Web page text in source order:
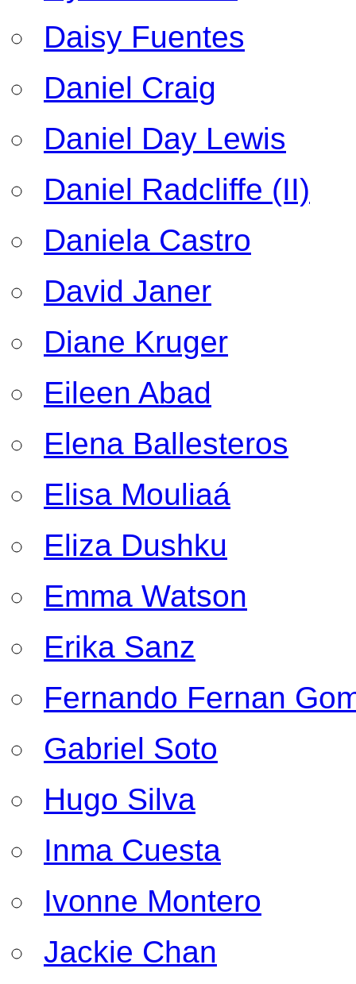
Daisy Fuentes
Daniel Craig
Daniel Day Lewis
Daniel Radcliffe (II)
Daniela Castro
David Janer
Diane Kruger
Eileen Abad
Elena Ballesteros
Elisa Mouliaá
Eliza Dushku
Emma Watson
Erika Sanz
Fernando Fernan
Gabriel Soto
Hugo Silva
Inma Cuesta
Ivonne Montero
Jackie Chan